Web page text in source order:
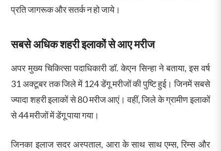
प्रति जागरूक और सतर्क न हो जाये।
सबसे अधिक शहरी इलाकों से आए मरीज
अपर मुख्य चिकित्सा पदाधिकारी डॉ. केएन सिन्हा ने बताया, इस वर्ष
31 अक्टूबर तक जिले में 124 डेंगू मरीजों की पुष्टि हुई। जिनमें सबसे
ज्यादा शहरी इलाकों से 80 मरीज आएं। वहीं, जिले के ग्रामीण इलाकों
से 44 मरीजों में डेंगू पाया गया।
जिनका इलाज सदर अस्पताल, आरा के साथ साथ एम्स, रिम्स और